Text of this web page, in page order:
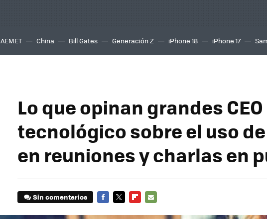
AEMET China Bill Gates Generación Z iPhone 18 iPhone 17
Lo que opinan grandes
tecnológico sobre el uso
en reuniones y charlas en
Sin comentarios